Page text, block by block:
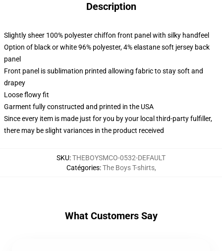
Description
Slightly sheer 100% polyester chiffon front panel with silky handfeel
Option of black or white 96% polyester, 4% elastane soft jersey back
panel
Front panel is sublimation printed allowing fabric to stay soft and
drapey
Loose flowy fit
Garment fully constructed and printed in the USA
Since every item is made just for you by your local third-party fulfiller,
there may be slight variances in the product received
SKU:THEBOYSMCO-0532-DEFAULT
Catégories:The Boys T-shirts,
What Customers Say